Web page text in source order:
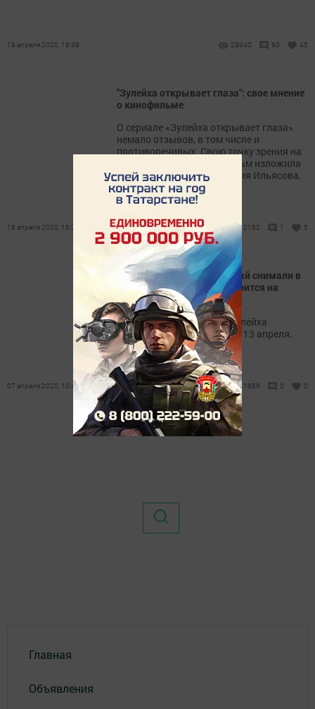
19 апреля 2020, 18:38 28940 60 45
"Зулейха открывает глаза": свое мнение
о кинофильме
О сериале «Зулейха открывает глаза»
немало отзывов, в том числе и
противоречивых. Свою точку зрения на
этот художественный фильм изложила
жительница Лаишева Мария Ильясова.
18 апреля 2020, 16:27 2182 1 5
Премьера сериала, который снимали в
Лаишевском районе, состоится на
следующей неделе
Первую серию фильма «Зулейха
открывает глаза» покажут 13 апреля.
07 апреля 2020, 10:44 1886 0 0
Главная
Объявления